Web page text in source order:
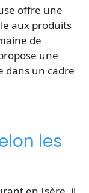
offre une
aux produits
de
une
dans un cadre
les